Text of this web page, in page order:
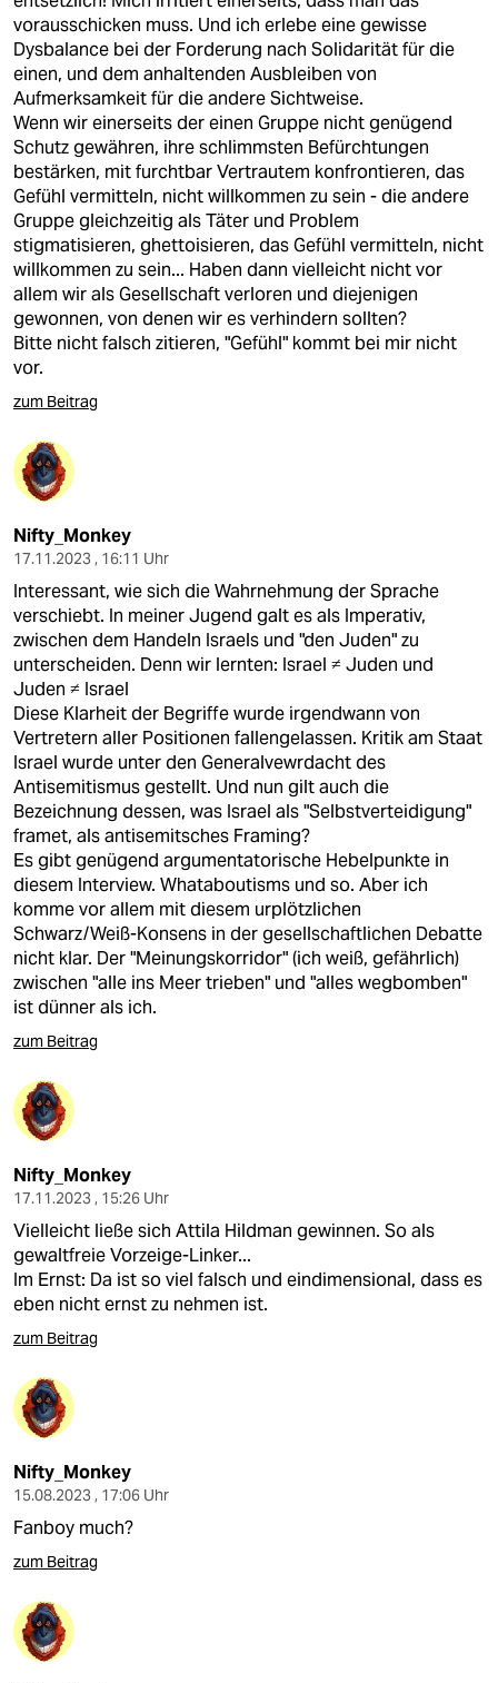
vorausschicken muss. Und ich erlebe eine gewisse
Dysbalance bei der Forderung nach Solidarität für die
einen, und dem anhaltenden Ausbleiben von
Aufmerksamkeit für die andere Sichtweise.
Wenn wir einerseits der einen Gruppe nicht genügend
Schutz gewähren, ihre schlimmsten Befürchtungen
bestärken, mit furchtbar Vertrautem konfrontieren, das
Gefühl vermitteln, nicht willkommen zu sein - die andere
Gruppe gleichzeitig als Täter und Problem
stigmatisieren, ghettoisieren, das Gefühl vermitteln, nicht
willkommen zu sein... Haben dann vielleicht nicht vor
allem wir als Gesellschaft verloren und diejenigen
gewonnen, von denen wir es verhindern sollten?
Bitte nicht falsch zitieren, "Gefühl" kommt bei mir nicht
vor.
zum Beitrag
Nifty_Monkey
17.11.2023 , 16:11 Uhr
Interessant, wie sich die Wahrnehmung der Sprache
verschiebt. In meiner Jugend galt es als Imperativ,
zwischen dem Handeln Israels und "den Juden" zu
unterscheiden. Denn wir lernten: Israel ≠ Juden und
Juden ≠ Israel
Diese Klarheit der Begriffe wurde irgendwann von
Vertretern aller Positionen fallengelassen. Kritik am Staat
Israel wurde unter den Generalvewrdacht des
Antisemitismus gestellt. Und nun gilt auch die
Bezeichnung dessen, was Israel als "Selbstverteidigung"
framet, als antisemitsches Framing?
Es gibt genügend argumentatorische Hebelpunkte in
diesem Interview. Whataboutisms und so. Aber ich
komme vor allem mit diesem urplötzlichen
Schwarz/Weiß-Konsens in der gesellschaftlichen Debatte
nicht klar. Der "Meinungskorridor" (ich weiß, gefährlich)
zwischen "alle ins Meer trieben" und "alles wegbomben"
ist dünner als ich.
zum Beitrag
Nifty_Monkey
17.11.2023 , 15:26 Uhr
Vielleicht ließe sich Attila Hildman gewinnen. So als
gewaltfreie Vorzeige-Linker...
Im Ernst: Da ist so viel falsch und eindimensional, dass es
eben nicht ernst zu nehmen ist.
zum Beitrag
Nifty_Monkey
15.08.2023 , 17:06 Uhr
Fanboy much?
zum Beitrag